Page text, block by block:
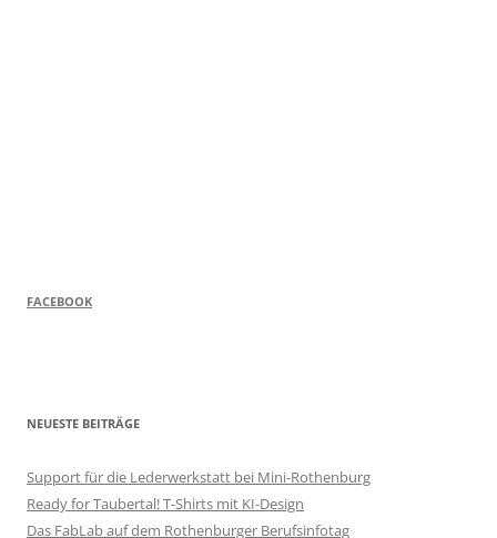
FACEBOOK
NEUESTE BEITRÄGE
Support für die Lederwerkstatt bei Mini-Rothenburg
Ready for Taubertal! T-Shirts mit KI-Design
Das FabLab auf dem Rothenburger Berufsinfotag